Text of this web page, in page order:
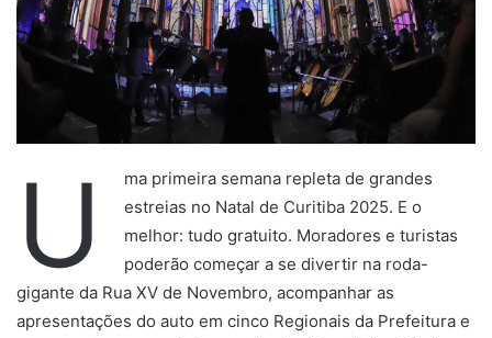
U
ma primeira semana repleta de grandes
estreias no Natal de Curitiba 2025. E o
melhor: tudo gratuito. Moradores e turistas
poderão começar a se divertir na roda-
gigante da Rua XV de Novembro, acompanhar as
apresentações do auto em cinco Regionais da Prefeitura e